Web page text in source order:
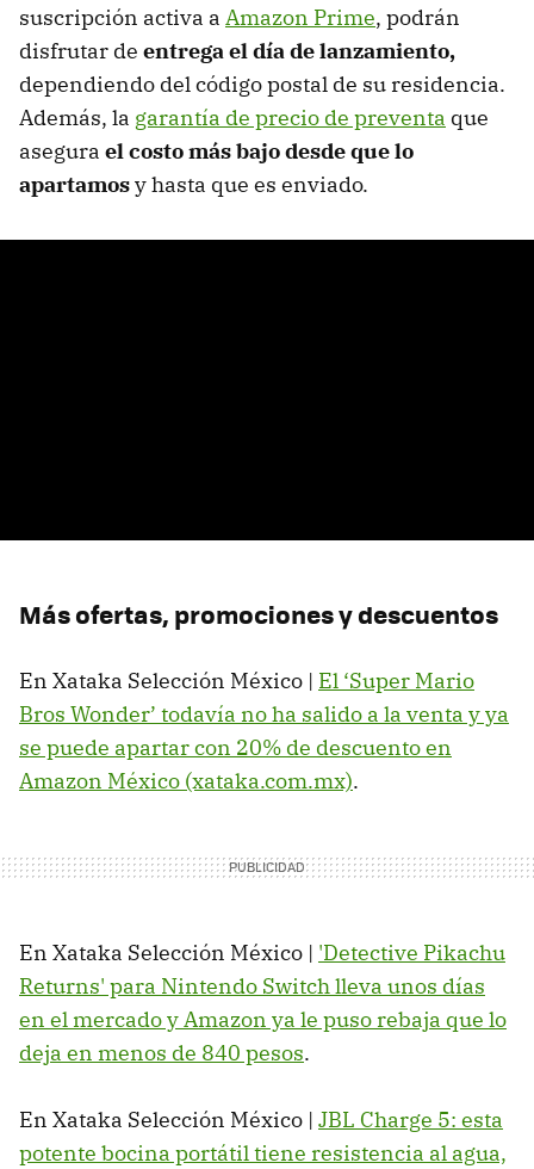
suscripción activa a Amazon Prime, podrán
disfrutar de entrega el día de lanzamiento,
dependiendo del código postal de su residencia.
Además, la garantía de precio de preventa que
asegura el costo más bajo desde que lo
apartamosy hasta que es enviado.
Más ofertas, promociones y descuentos
En Xataka Selección México | El ‘Super Mario
Bros Wonder’ todavía no ha salido a la venta y ya
se puede apartar con 20% de descuento en
Amazon México (xataka.com.mx).
En Xataka Selección México | 'Detective Pikachu
Returns' para Nintendo Switch lleva unos días
en el mercado y Amazon ya le puso rebaja que lo
deja en menos de 840 pesos.
En Xataka Selección México | JBL Charge 5: esta
potente bocina portátil tiene resistencia al agua,